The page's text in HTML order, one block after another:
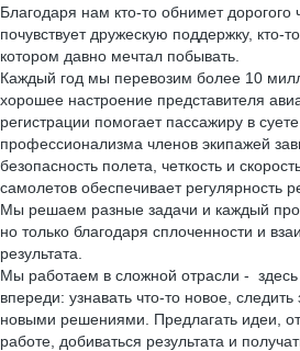
Благодаря нам кто-то обнимет дорогого
почувствует дружескую поддержку, кто-
котором давно мечтал побывать.
Каждый год мы перевозим более 10
хорошее настроение представителя
регистрации помогает пассажиру в
профессионализма членов экипажей
безопасность полета, четкость и
самолетов обеспечивает регулярность
Мы решаем разные задачи и каждый
но только благодаря сплоченности и
результата.
Мы работаем в сложной отрасли -
впереди: узнавать что-то новое, следить
новыми решениями. Предлагать идеи,
работе, добиваться результата и